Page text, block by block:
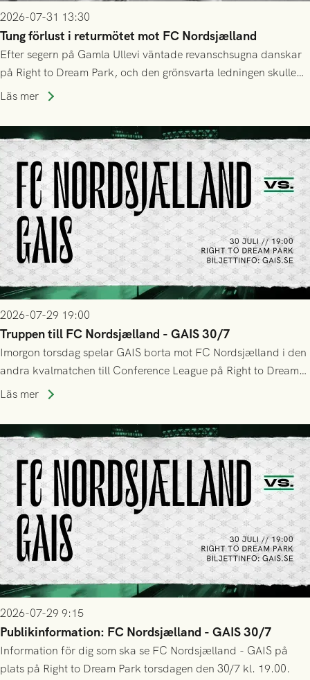
2026-07-31 13:30
Tung förlust i returmötet mot FC Nordsjælland
Efter segern på Gamla Ullevi väntade revanschsugna danskar
på Right to Dream Park, och den grönsvarta ledningen skulle
upphöra efter mindre än kvarten spelad. På lika mark visade
tennissiffror och det grönsvarta europaäventyret tog slut.
Läs mer
2026-07-29 19:00
Truppen till FC Nordsjælland - GAIS 30/7
Imorgon torsdag spelar GAIS borta mot FC Nordsjælland i den
andra kvalmatchen till Conference League på Right to Dream
Park! Fredrik Holmberg och ledarstaben har tagit ut följande
Läs mer
2026-07-29 9:15
Publikinformation: FC Nordsjælland - GAIS 30/7
Information för dig som ska se FC Nordsjælland - GAIS på
plats på Right to Dream Park torsdagen den 30/7 kl. 19.00.